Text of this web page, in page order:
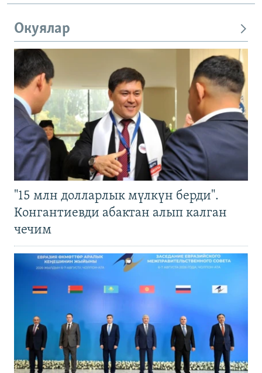
Окуялар
"15 млн долларлык мүлкүн берди".
Конгантиевди абактан алып калган
чечим